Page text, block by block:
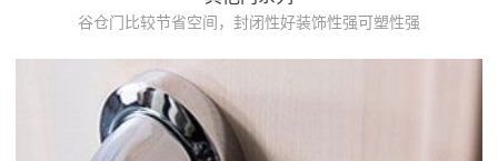
谷仓门比较节省空间，封闭性好装饰性强可塑性强